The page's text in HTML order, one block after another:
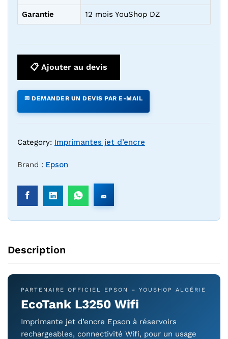
Garantie 12 mois YouShop DZ
📋 Ajouter au devis
✉ DEMANDER UN DEVIS PAR E-MAIL
Category: Imprimantes jet d’encre
Brand : Epson
Description
PARTENAIRE OFFICIEL EPSON – YOUSHOP ALGÉRIE
EcoTank L3250 Wifi
Imprimante jet d’encre Epson à réservoirs
rechargeables, connectivité Wifi, pour un usage